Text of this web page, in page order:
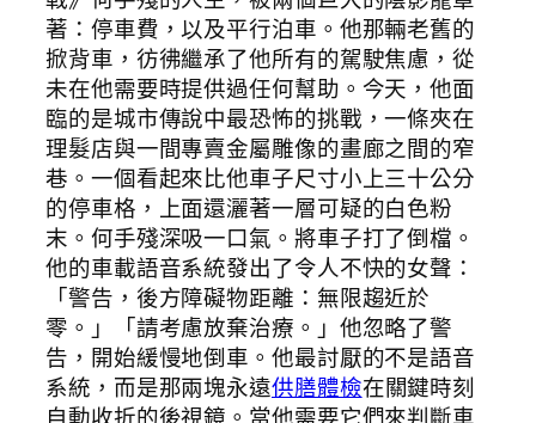
著：停車費，以及平行泊車。他那輛老舊的
掀背車，彷彿繼承了他所有的駕駛焦慮，從
未在他需要時提供過任何幫助。今天，他面
臨的是城市傳說中最恐怖的挑戰，一條夾在
理髮店與一間專賣金屬雕像的畫廊之間的窄
巷。一個看起來比他車子尺寸小上三十公分
的停車格，上面還灑著一層可疑的白色粉
末。何手殘深吸一口氣。將車子打了倒檔。
他的車載語音系統發出了令人不快的女聲：
「警告，後方障礙物距離：無限趨近於
零。」「請考慮放棄治療。」他忽略了警
告，開始緩慢地倒車。他最討厭的不是語音
系統，而是那兩塊永遠供膳體檢在關鍵時刻